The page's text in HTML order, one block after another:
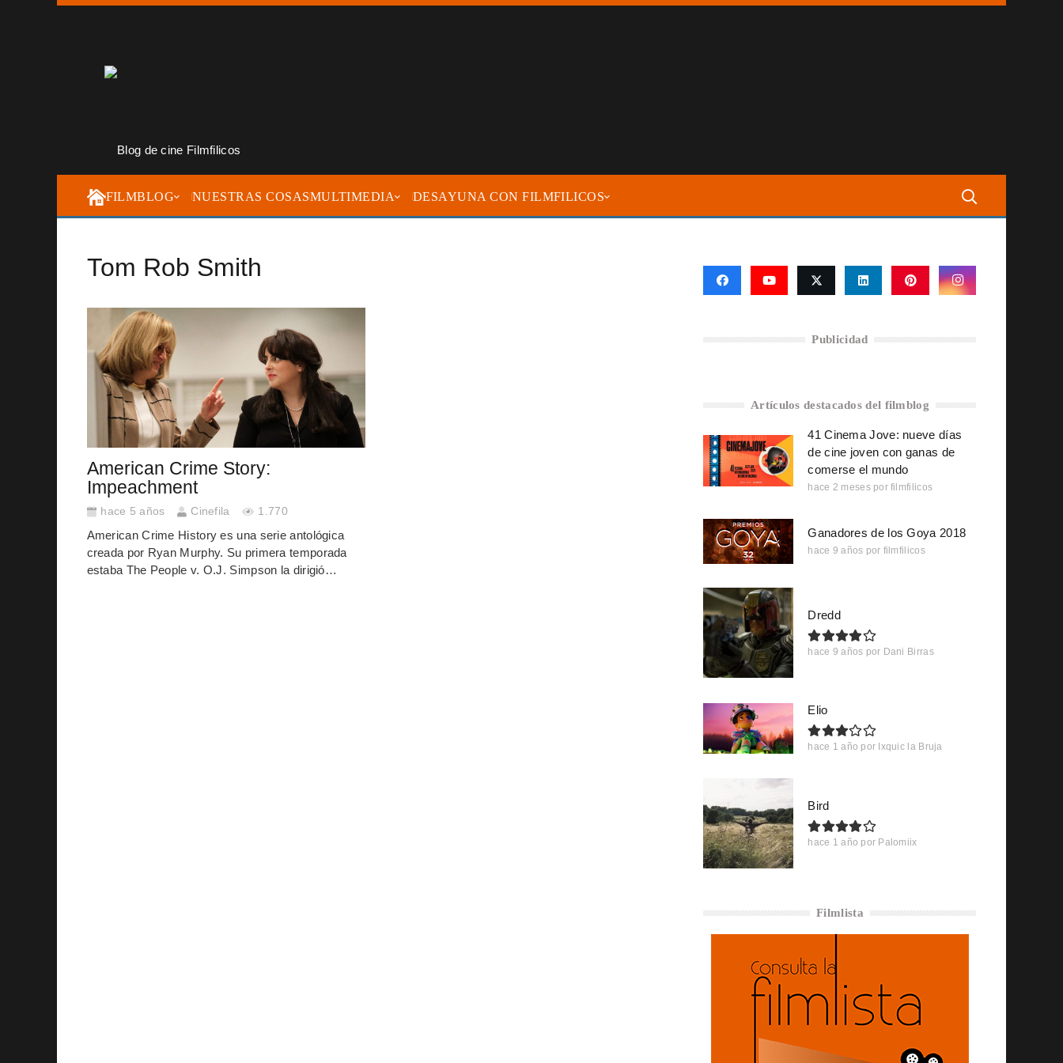
FILMBLOG NUESTRAS COSASMULTIMEDIA DESAYUNA CON FILMFILICOS
Tom Rob Smith
American Crime Story:
Impeachment
hace 5 años Cinefila 1.770
American Crime History es una serie antológica
creada por Ryan Murphy. Su primera temporada
estaba The People v. O.J. Simpson la dirigió…
Publicidad
Artículos destacados del filmblog
41 Cinema Jove: nueve días
de cine joven con ganas de
comerse el mundo
hace 2 meses por filmfilicos
Ganadores de los Goya 2018
hace 9 años por filmfilicos
Dredd
hace 9 años por Dani Birras
Elio
hace 1 año por Ixquic la Bruja
Bird
hace 1 año por Palomiix
Filmlista